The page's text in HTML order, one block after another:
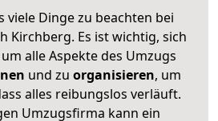
viele Dinge zu beachten bei
Kirchberg. Es ist wichtig, sich
alle Aspekte des Umzugs
und zu organisieren, um
alles reibungslos verläuft.
Umzugsfirma kann ein